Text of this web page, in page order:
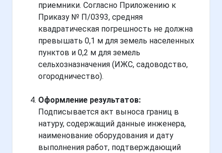
приемники. Согласно Приложению к
Приказу № П/0393, средняя
квадратическая погрешность не должна
превышать 0,1 м для земель населенных
пунктов и 0,2 м для земель
сельхозназначения (ИЖС, садоводство,
огородничество).
Оформление результатов:
Подписывается акт выноса границ в
натуру, содержащий данные инженера,
наименование оборудования и дату
выполнения работ, подтверждающий